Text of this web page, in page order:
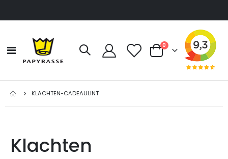
Toggle
Nav
Cart
0producten
KLACHTEN-CADEAULINT
Klachten